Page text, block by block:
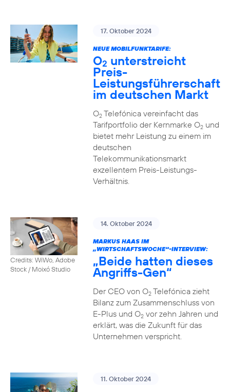
17. Oktober 2024
NEUE MOBILFUNKTARIFE:
O2 unterstreicht
Preis-
Leistungsführerschaft
im deutschen Markt
O2Telefónica vereinfacht das
Tarifportfolio der Kernmarke O2und
bietet mehr Leistung zu einem im
deutschen
Telekommunikationsmarkt
exzellentem Preis-Leistungs-
Verhältnis.
Credits: WiWo, Adobe
Stock / Moixó Studio
14. Oktober 2024
MARKUS HAAS IM
„WIRTSCHAFTSWOCHE“-INTERVIEW:
„Beide hatten dieses
Angriffs-Gen“
Der CEO von O2Telefónica zieht
Bilanz zum Zusammenschluss von
E-Plus und O2vor zehn Jahren und
erklärt, was die Zukunft für das
Unternehmen verspricht.
11. Oktober 2024